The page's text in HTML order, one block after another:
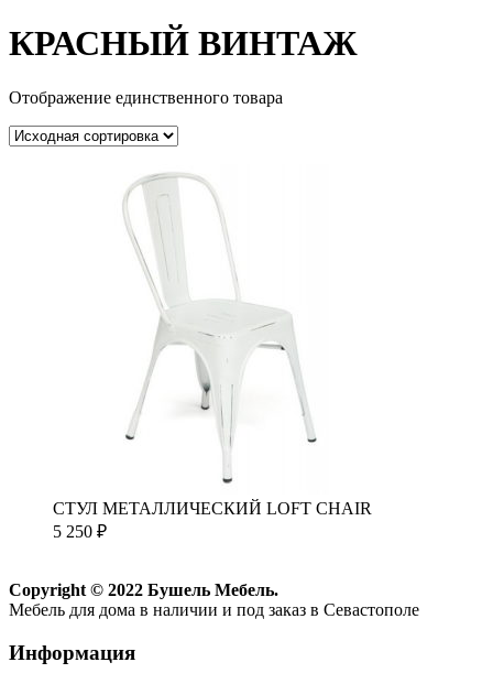
КРАСНЫЙ ВИНТАЖ
Отображение единственного товара
СТУЛ МЕТАЛЛИЧЕСКИЙ LOFT CHAIR
5 250 ₽
Copyright © 2022 Бушель Мебель.
Мебель для дома в наличии и под заказ в Севастополе
Информация